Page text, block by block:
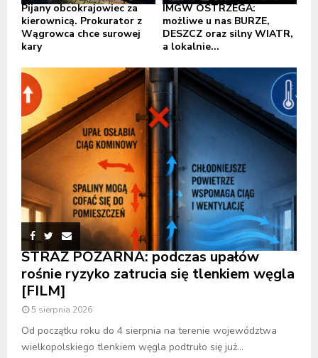
Pijany obcokrajowiec za
kierownicą. Prokurator z
Wągrowca chce surowej
kary
IMGW OSTRZEGA:
możliwe u nas BURZE,
DESZCZ oraz silny WIATR,
a lokalnie...
STRAŻ POŻARNA: podczas upałów
rośnie ryzyko zatrucia się tlenkiem węgla
[FILM]
5 sierpnia 2026
Od początku roku do 4 sierpnia na terenie województwa
wielkopolskiego tlenkiem węgla podtruło się już...